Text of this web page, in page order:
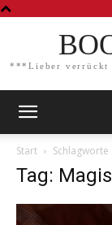
***Lieber verrückt
Start Schlagworte
Tag: